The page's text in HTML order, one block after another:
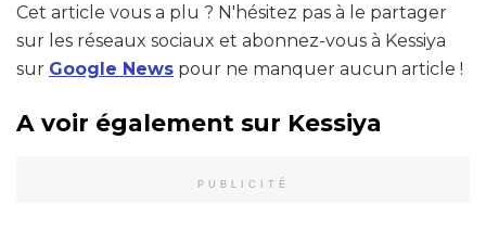
Cet article vous a plu ? N'hésitez pas à le partager
sur les réseaux sociaux et abonnez-vous à Kessiya
sur Google News pour ne manquer aucun article !
A voir également sur Kessiya
PUBLICITÉ